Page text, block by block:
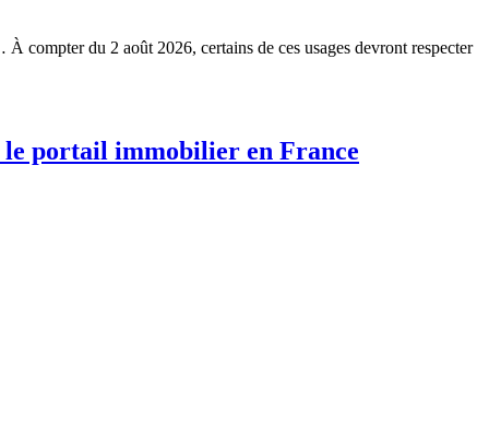
compter du 2 août 2026, certains de ces usages devront respecter
le portail immobilier en France